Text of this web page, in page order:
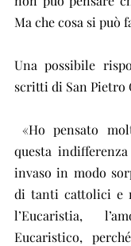
Ma che cosa si può
Una possibile
scritti di San Pietro
«Ho pensato molto al rimedio per
questa
invaso in modo
di tanti cattolici e
l’Eucaristia,
Eucaristico,